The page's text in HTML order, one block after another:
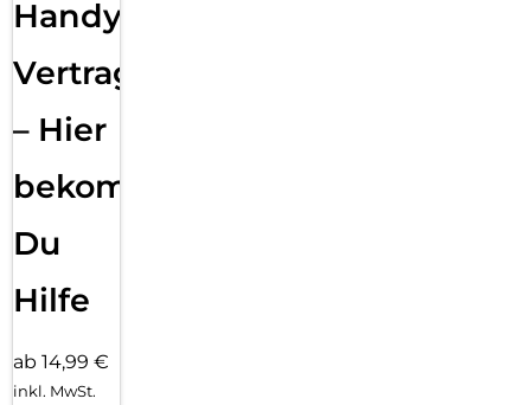
Handy
Vertragsabwicklung
– Hier
bekommst
Du
Hilfe
ab 14,99 €
inkl. MwSt.